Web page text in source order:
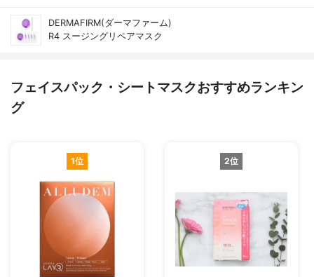
DERMAFIRM(ダーマファーム)
R4 スージングリペアマスク
フェイスパック・シートマスクおすすめランキン
グ
1位 2位